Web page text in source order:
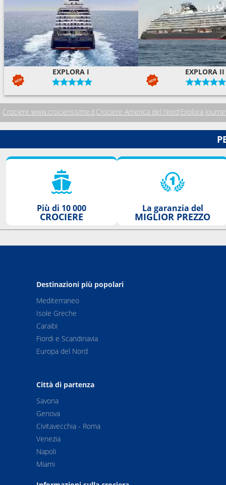
EXPLORA I EXPLORA II
Crociere www.crocierissime.itCrociere America del Nord Explora
Più di 10 000
CROCIERE
La garanzia del
MIGLIOR PREZZO
Destinazioni più popolari
Mediterraneo
Isole Greche
Caraibi
Fiordi e Scandinavia
Europa del Nord
Città di partenza
Savona
Genova
Civitavecchia - Roma
Venezia
Napoli
Miami